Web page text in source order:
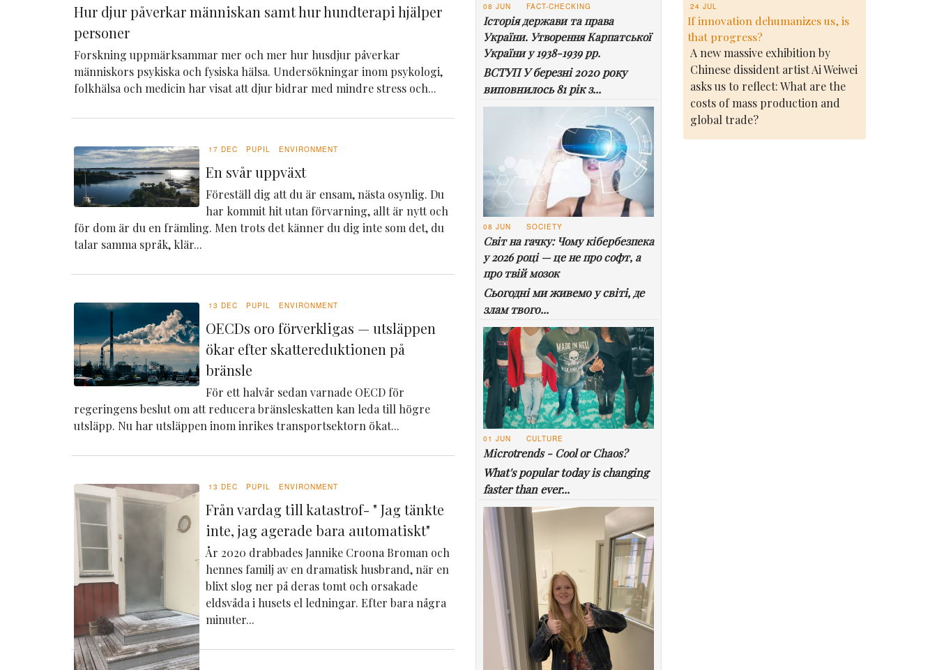
Hur djur påverkar människan samt hur hundterapi hjälper
personer
Forskning uppmärksammar mer och mer hur husdjur påverkar
människors psykiska och fysiska hälsa. Undersökningar inom psykologi,
folkhälsa och medicin har visat att djur bidrar med mindre stress och...
17 DEC PUPIL ENVIRONMENT
En svår uppväxt
Föreställ dig att du är ensam, nästa osynlig. Du
har kommit hit utan förvarning, allt är nytt och
för dom är du en främling. Men trots det känner du dig inte som det, du
talar samma språk, klär...
13 DEC PUPIL ENVIRONMENT
OECDs oro förverkligas — utsläppen
ökar efter skattereduktionen på
bränsle
För ett halvår sedan varnade OECD för
regeringens beslut om att reducera bränsleskatten kan leda till högre
utsläpp. Nu har utsläppen inom inrikes transportsektorn ökat...
13 DEC PUPIL ENVIRONMENT
Från vardag till katastrof- " Jag tänkte
inte, jag agerade bara automatiskt"
År 2020 drabbades Jannike Croona Broman och
hennes familj av en dramatisk husbrand, när en
blixt slog ner på deras tomt och orsakade
eldsvåda i husets el ledningar. Efter bara några
minuter...
08 JUN FACT-CHECKING
Історія держави та права
України. Утворення Карпатської
України у 1938-1939 рр.
ВСТУП У березні 2020 року
виповнилось 81 рік з...
08 JUN SOCIETY
Світ на гачку: Чому кібербезпека
у 2026 році — це не про софт, а
про твій мозок
Сьогодні ми живемо у світі, де
злам твого...
01 JUN CULTURE
Microtrends - Cool or Chaos?
What's popular today is changing
faster than ever...
24 JUL
If innovation dehumanizes us, is
that progress?
A new massive exhibition by
Chinese dissident artist Ai Weiwei
asks us to reflect: What are the
costs of mass production and
global trade?